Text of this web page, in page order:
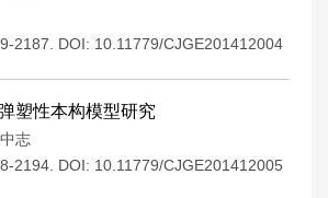
2187.
DOI: 10.11779/CJGE201412004
塑性本构模型研究
志
2194. DOI: 10.11779/CJGE201412005